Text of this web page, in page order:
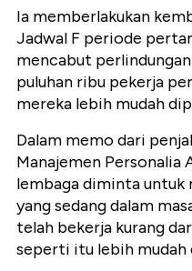
Ia memberlakukan
Jadwal F periode
mencabut
puluhan ribu pekerja
mereka lebih mudah
Dalam memo dari
Manajemen Personalia
lembaga diminta
yang sedang dalam
telah bekerja kurang
seperti itu lebih mudah